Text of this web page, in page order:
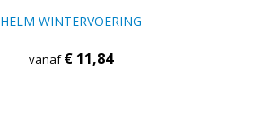
HELM WINTERVOERING
vanaf€ 11,84